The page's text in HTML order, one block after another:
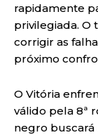
rapidamente
privilegiada. O
corrigir as
próximo
O Vitória
válido pela 8ª
negro